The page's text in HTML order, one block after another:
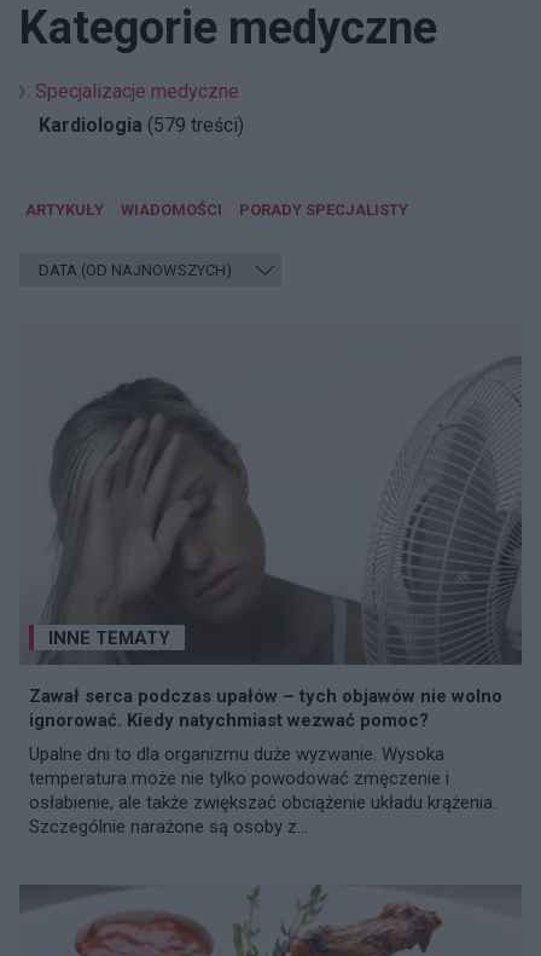
Kategorie medyczne
Specjalizacje medyczne
Kardiologia (579 treści)
ARTYKUŁY WIADOMOŚCI PORADY SPECJALISTY
INNE TEMATY
Zawał serca podczas upałów – tych objawów nie wolno
ignorować. Kiedy natychmiast wezwać pomoc?
Upalne dni to dla organizmu duże wyzwanie. Wysoka
temperatura może nie tylko powodować zmęczenie i
osłabienie, ale także zwiększać obciążenie układu krążenia.
Szczególnie narażone są osoby z...